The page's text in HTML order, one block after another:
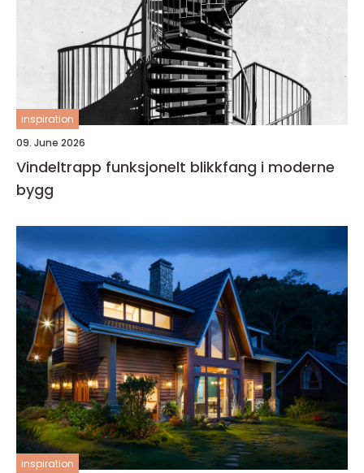
inspiration
09. June 2026
Vindeltrapp funksjonelt blikkfang i moderne
bygg
inspiration